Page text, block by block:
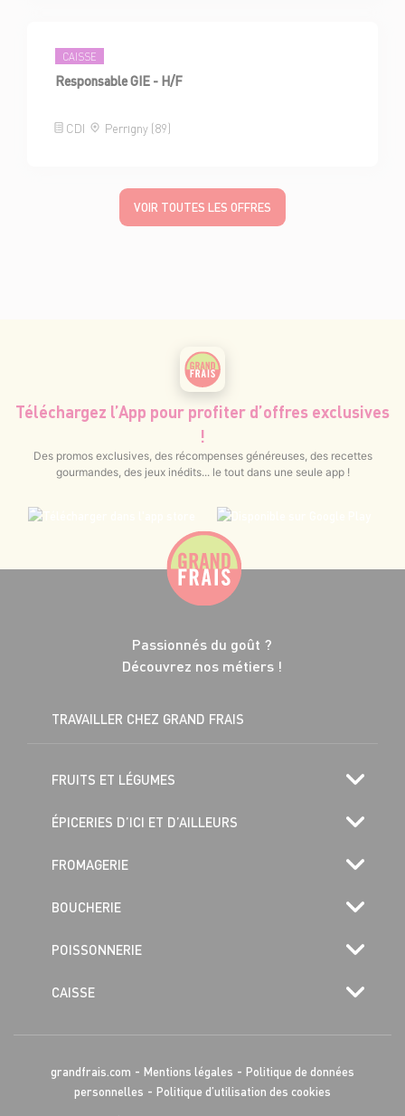
CAISSE
Responsable GIE - H/F
CDI Perrigny (89)
VOIR TOUTES LES OFFRES
Téléchargez l’App pour profiter d’offres exclusives
!
Des promos exclusives, des récompenses généreuses, des recettes
gourmandes, des jeux inédits... le tout dans une seule app !
Passionnés du goût ?
Découvrez nos métiers !
TRAVAILLER CHEZ GRAND FRAIS
FRUITS ET LÉGUMES
ÉPICERIES D’ICI ET D’AILLEURS
FROMAGERIE
BOUCHERIE
POISSONNERIE
CAISSE
grandfrais.com - Mentions légales - Politique de données
personnelles - Politique d’utilisation des cookies